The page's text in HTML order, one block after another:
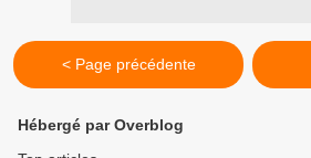
< Page précédente
Hébergé par Overblog